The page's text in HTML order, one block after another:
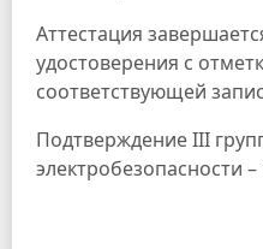
Аттестация
удостоверения с
соответствующей
Подтверждение III
электробезопасности –